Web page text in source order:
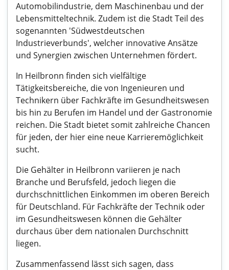
Automobilindustrie, dem Maschinenbau und der
Lebensmitteltechnik. Zudem ist die Stadt Teil des
sogenannten 'Südwestdeutschen
Industrieverbunds', welcher innovative Ansätze
und Synergien zwischen Unternehmen fördert.
In Heilbronn finden sich vielfältige
Tätigkeitsbereiche, die von Ingenieuren und
Technikern über Fachkräfte im Gesundheitswesen
bis hin zu Berufen im Handel und der Gastronomie
reichen. Die Stadt bietet somit zahlreiche Chancen
für jeden, der hier eine neue Karrieremöglichkeit
sucht.
Die Gehälter in Heilbronn variieren je nach
Branche und Berufsfeld, jedoch liegen die
durchschnittlichen Einkommen im oberen Bereich
für Deutschland. Für Fachkräfte der Technik oder
im Gesundheitswesen können die Gehälter
durchaus über dem nationalen Durchschnitt
liegen.
Zusammenfassend lässt sich sagen, dass